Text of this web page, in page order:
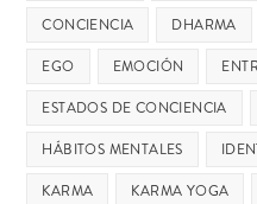
CONCIENCIA
DHARMA
EGO
EMOCIÓN
ESTADOS DE CONCIENCIA
HÁBITOS MENTALES
KARMA
KARMA YOGA